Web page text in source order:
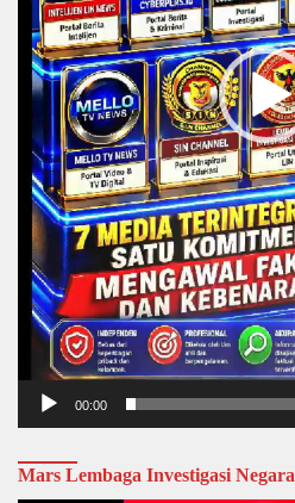
00:00
Mars Lembaga Investigasi Negara